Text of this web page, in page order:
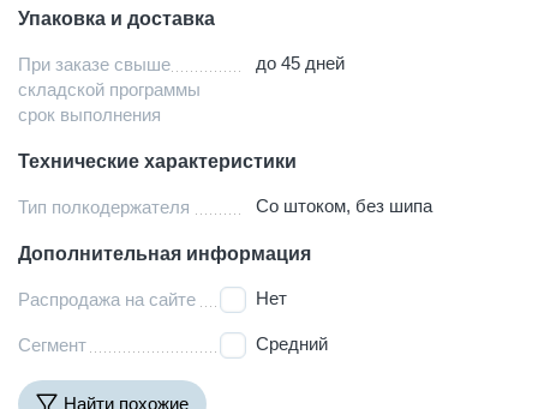
Упаковка и доставка
При заказе свыше
складской программы
срок выполнения
до 45 дней
Технические характеристики
Тип полкодержателя Со штоком, без шипа
Дополнительная информация
Распродажа на сайте Нет
Сегмент Средний
Найти похожие